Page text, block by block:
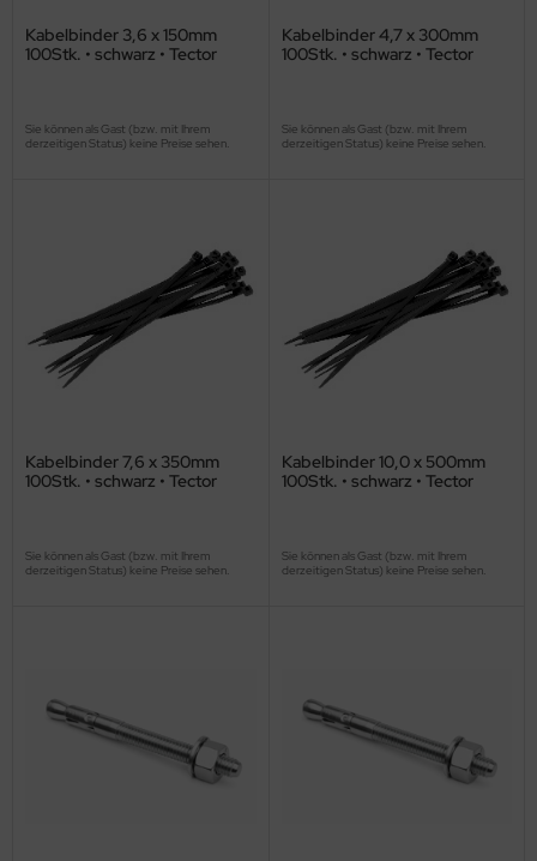
Kabelbinder 3,6 x 150mm
100Stk. • schwarz • Tector
Sie können als Gast (bzw. mit Ihrem
derzeitigen Status) keine Preise sehen.
Kabelbinder 4,7 x 300mm
100Stk. • schwarz • Tector
Sie können als Gast (bzw. mit Ihrem
derzeitigen Status) keine Preise sehen.
Kabelbinder 7,6 x 350mm
100Stk. • schwarz • Tector
Sie können als Gast (bzw. mit Ihrem
derzeitigen Status) keine Preise sehen.
Kabelbinder 10,0 x 500mm
100Stk. • schwarz • Tector
Sie können als Gast (bzw. mit Ihrem
derzeitigen Status) keine Preise sehen.